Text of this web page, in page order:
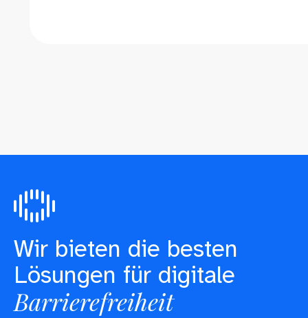
Wir bieten die besten
Lösungen für digitale
Barrierefreiheit